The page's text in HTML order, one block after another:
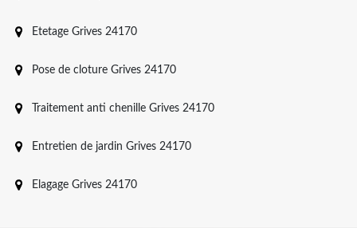
Etetage Grives 24170
Pose de cloture Grives 24170
Traitement anti chenille Grives 24170
Entretien de jardin Grives 24170
Elagage Grives 24170